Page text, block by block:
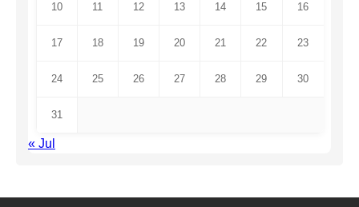
10 11 12 13 14 15 16
17 18 19 20 21 22 23
24 25 26 27 28 29 30
31
« Jul